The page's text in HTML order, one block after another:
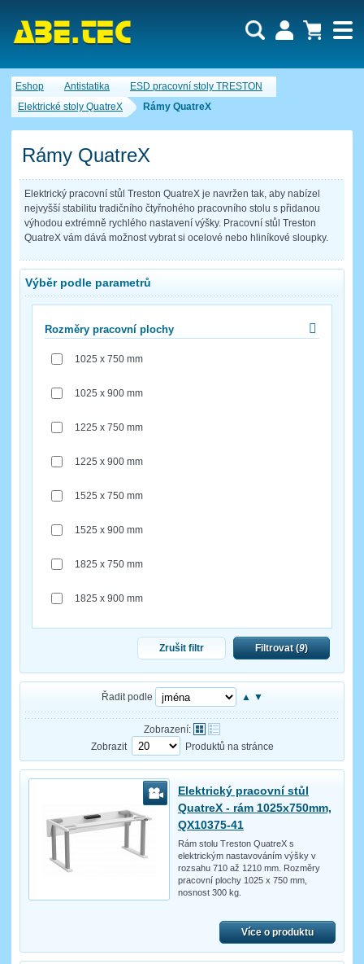
Eshop Antistatika
ESD pracovní stoly TRESTON
Elektrické stoly QuatreX
Rámy QuatreX
Rámy QuatreX
Elektrický pracovní stůl Treston QuatreX je navržen tak, aby nabízel
nejvyšší stabilitu tradičního čtyřnohého pracovního stolu s přidanou
výhodou extrémně rychlého nastavení výšky. Pracovní stůl Treston
QuatreX vám dává možnost vybrat si ocelové nebo hliníkové sloupky.
Výběr podle parametrů
Rozměry pracovní plochy
1025 x 750 mm
1025 x 900 mm
1225 x 750 mm
1225 x 900 mm
1525 x 750 mm
1525 x 900 mm
1825 x 750 mm
1825 x 900 mm
Zrušit filtr Filtrovat (9)
Řadit podle ▲ ▼
Zobrazení:
Zobrazit
Produktů na stránce
Elektrický pracovní stůl
QuatreX - rám 1025x750mm,
QX10375-41
Rám stolu Treston QuatreX s
elektrickým nastavováním výšky v
rozsahu 710 až 1210 mm. Rozměry
pracovní plochy 1025 x 750 mm,
nosnost 300 kg.
Více o produktu
Nákupní košík je momentálně prázdný.
Počet produktů:0
Cena celkem:0,00 CZK
Uživatel:
Heslo:
Zapomenuté heslo Nová registrace